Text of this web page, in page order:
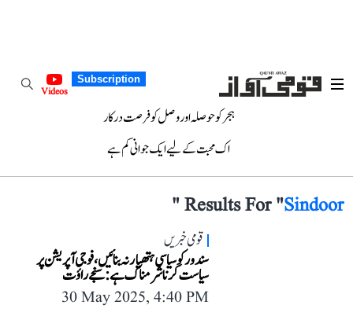
Subscription
Videos
ہجر کو حوصلہ اور وصل کو فرصت درکار
اک محبت کے لیے ایک جوانی کم ہے
Results For "Sindoor
"
قومی خبریں
سندور کو سیاسی ہتھیار نہ بنائیں، فوجی آپریشن پر
سیاست کرنا شرمناک ہے: سنجے راؤت
30 May 2025, 4:40 PM